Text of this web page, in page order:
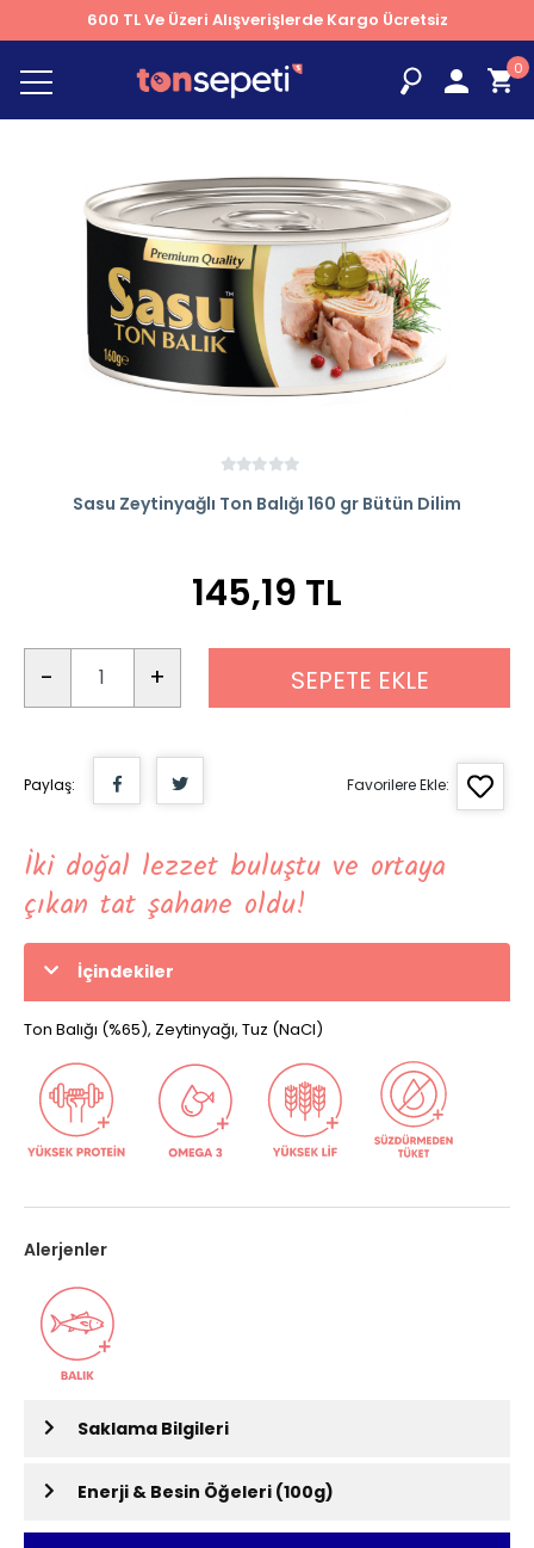
600 TL Ve Üzeri Alışverişlerde Kargo Ücretsiz
0
Sasu Zeytinyağlı Ton Balığı 160 gr Bütün Dilim
145,19 TL
- + SEPETE EKLE
Paylaş: Favorilere Ekle:
İki doğal lezzet buluştu ve ortaya
çıkan tat şahane oldu!
İçindekiler
Ton Balığı (%65), Zeytinyağı, Tuz (NaCI)
Alerjenler
Saklama Bilgileri
Enerji & Besin Öğeleri (100g)